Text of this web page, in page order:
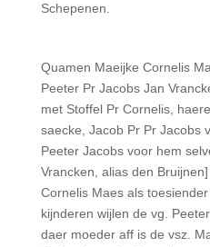
Schepenen.
Quamen Maeijke Cornelis
Peeter Pr Jacobs Jan
met Stoffel Pr Cornelis,
saecke, Jacob Pr Pr Jacobs
Peeter Jacobs voor hem
Vrancken, alias den
Cor­nelis Maes als
kijnderen wijlen de vg.
daer moeder aff is de vsz.